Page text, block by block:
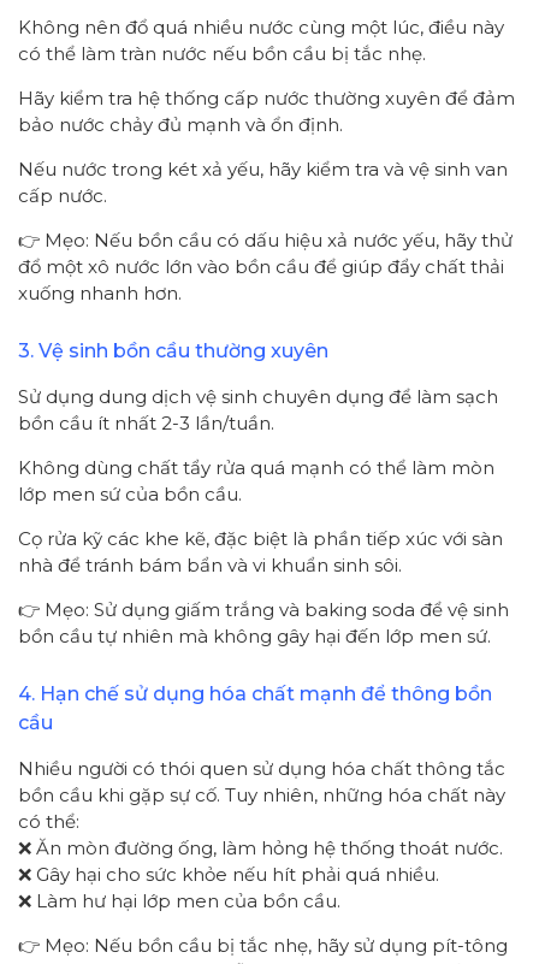
Không nên đổ quá nhiều nước cùng một lúc, điều này
có thể làm tràn nước nếu bồn cầu bị tắc nhẹ.
Hãy kiểm tra hệ thống cấp nước thường xuyên để đảm
bảo nước chảy đủ mạnh và ổn định.
Nếu nước trong két xả yếu, hãy kiểm tra và vệ sinh van
cấp nước.
👉 Mẹo: Nếu bồn cầu có dấu hiệu xả nước yếu, hãy thử
đổ một xô nước lớn vào bồn cầu để giúp đẩy chất thải
xuống nhanh hơn.
3. Vệ sinh bồn cầu thường xuyên
Sử dụng dung dịch vệ sinh chuyên dụng để làm sạch
bồn cầu ít nhất 2-3 lần/tuần.
Không dùng chất tẩy rửa quá mạnh có thể làm mòn
lớp men sứ của bồn cầu.
Cọ rửa kỹ các khe kẽ, đặc biệt là phần tiếp xúc với sàn
nhà để tránh bám bẩn và vi khuẩn sinh sôi.
👉 Mẹo: Sử dụng giấm trắng và baking soda để vệ sinh
bồn cầu tự nhiên mà không gây hại đến lớp men sứ.
4. Hạn chế sử dụng hóa chất mạnh để thông bồn
cầu
Nhiều người có thói quen sử dụng hóa chất thông tắc
bồn cầu khi gặp sự cố. Tuy nhiên, những hóa chất này
có thể:
❌ Ăn mòn đường ống, làm hỏng hệ thống thoát nước.
❌ Gây hại cho sức khỏe nếu hít phải quá nhiều.
❌ Làm hư hại lớp men của bồn cầu.
👉 Mẹo: Nếu bồn cầu bị tắc nhẹ, hãy sử dụng pít-tông